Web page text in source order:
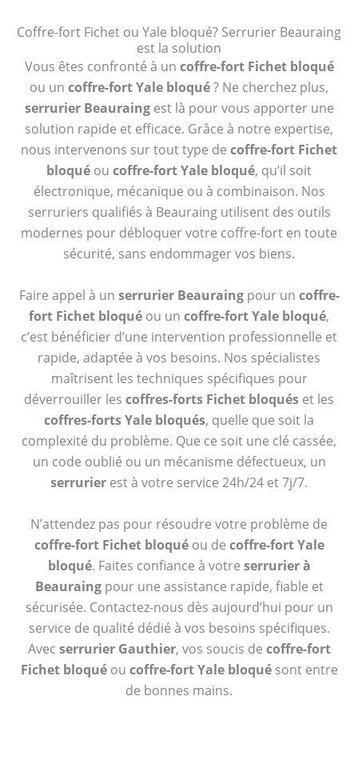
Coffre-fort Fichet ou Yale bloqué? Serrurier Beauraing
est la solution
Vous êtes confronté à un coffre-fort Fichet bloqué
ou un coffre-fort Yale bloqué? Ne cherchez plus,
serrurier Beauraingest là pour vous apporter une
solution rapide et efficace. Grâce à notre expertise,
nous intervenons sur tout type de coffre-fort Fichet
bloqué ou coffre-fort Yale bloqué, qu’il soit
électronique, mécanique ou à combinaison. Nos
serruriers qualifiés à Beauraing utilisent des outils
modernes pour débloquer votre coffre-fort en toute
sécurité, sans endommager vos biens.
Faire appel à un serrurier Beauraingpour un coffre-
fort Fichet bloqué ou un coffre-fort Yale bloqué,
c’est bénéficier d’une intervention professionnelle et
rapide, adaptée à vos besoins. Nos spécialistes
maîtrisent les techniques spécifiques pour
déverrouiller les coffres-forts Fichet bloqués et les
coffres-forts Yale bloqués, quelle que soit la
complexité du problème. Que ce soit une clé cassée,
un code oublié ou un mécanisme défectueux, un
serrurier est à votre service 24h/24 et 7j/7.
N’attendez pas pour résoudre votre problème de
coffre-fort Fichet bloquéou de coffre-fort Yale
bloqué. Faites confiance à votre serrurier à
Beauraingpour une assistance rapide, fiable et
sécurisée. Contactez-nous dès aujourd’hui pour un
service de qualité dédié à vos besoins spécifiques.
Avec serrurier Gauthier, vos soucis de coffre-fort
Fichet bloquéou coffre-fort Yale bloquésont entre
de bonnes mains.